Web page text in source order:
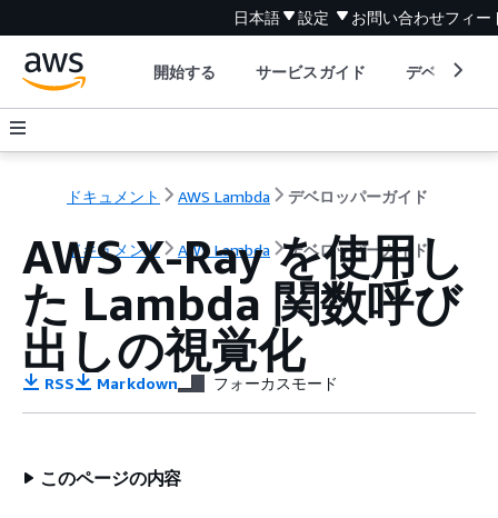
日本語 設定 お問い合わせフィー
開始する サービスガイド デベロッパ
ドキュメント AWS Lambda デベロッパーガイド
ドキュメント AWS Lambda デベロッパーガイド
AWS X-Ray を使用し
た Lambda 関数呼び
出しの視覚化
RSS Markdown フォーカスモード
このページの内容